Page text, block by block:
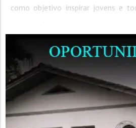
como objetivo inspirar jovens e
começando no mundo do